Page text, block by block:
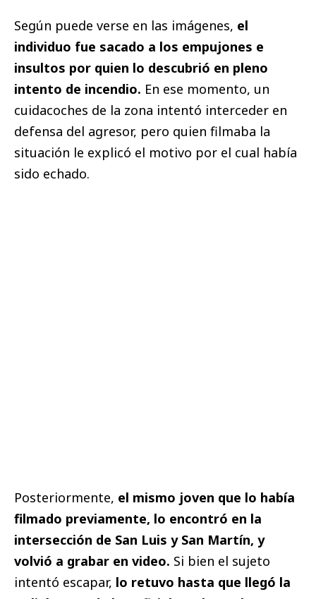
Según puede verse en las imágenes, el
individuo fue sacado a los empujones e
insultos por quien lo descubrió en pleno
intento de incendio. En ese momento, un
cuidacoches de la zona intentó interceder en
defensa del agresor, pero quien filmaba la
situación le explicó el motivo por el cual había
sido echado.
Posteriormente, el mismo joven que lo había
filmado previamente, lo encontró en la
intersección de San Luis y San Martín, y
volvió a grabar en video. Si bien el sujeto
intentó escapar, lo retuvo hasta que llegó la